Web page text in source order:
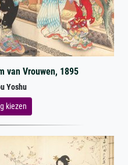
van Vrouwen, 1895
Yoshu
kiezen